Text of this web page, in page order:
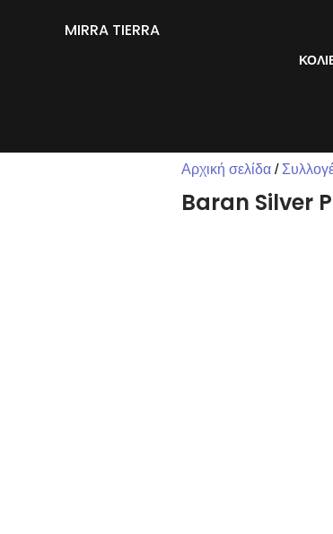
MIRRA TIERRA
Αρχική σελίδα /
Baran Silver